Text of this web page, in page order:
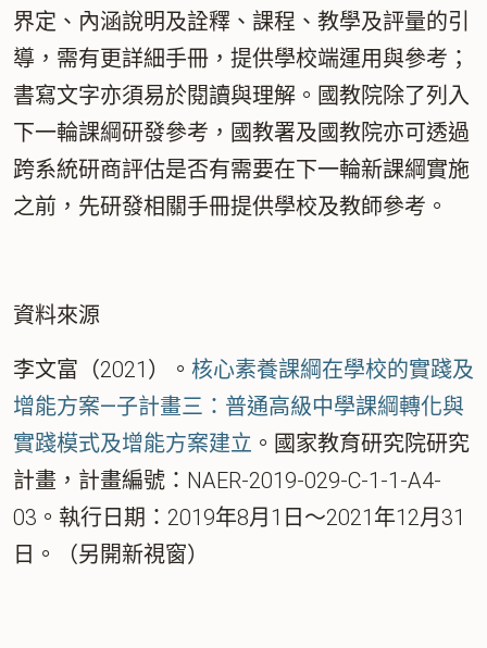
界定、內涵說明及詮釋、課程、教學及評量的引
導，需有更詳細手冊，提供學校端運用與參考；
書寫文字亦須易於閱讀與理解。國教院除了列入
下一輪課綱研發參考，國教署及國教院亦可透過
跨系統研商評估是否有需要在下一輪新課綱實施
之前，先研發相關手冊提供學校及教師參考。
資料來源
李文富（2021）。 核心素養課綱在學校的實踐及
增能方案—子計畫三：普通高級中學課綱轉化與
實踐模式及增能方案建立 。國家教育研究院研究
計畫，計畫編號：NAER-2019-029-C-1-1-A4-
03。執行日期：2019年8月1日～2021年12月31
日。（另開新視窗）